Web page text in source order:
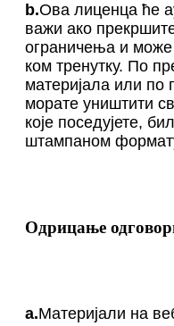
b.Ова лиценца ће
важи ако
ограничења и може
ком тренутку. По
материјала или по
морате уништити
које поседујете,
штампаном
Одрицање
a.Материјали на